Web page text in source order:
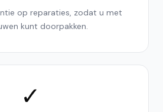
op reparaties, zodat u met
kunt doorpakken.
✓